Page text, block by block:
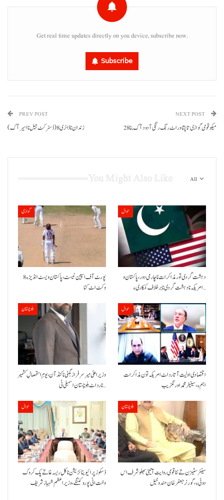
Get real time updates directly on you device, subscribe now.
Subscribe
PREV POST
زندان نا ڈائری 8 (ڈسٹرکٹ جیل نا اسیر آک)
NEXT POST
All
گوازی
پورٹ آف اسپین ٹیسٹ،پاکستان ویسٹ انڈیز ءِ 8
وکٹ اٹ کٹا
حوال
دہشت گردی تور مذاکرات نا چارمی دور،پاکستان و
امریکہ نا دہشت گردی نا برخلاف کمکاری ءِ…
بلوچستان
وزیراعلیٰ میر سرفراز بگٹی نا کنڈ آن،یومِ استحصالِ کشمیر
نا رد اٹ بلوچستان اسمبلی ٹی…
حوال
اقتصادی اولیت آتا رد اٹ امریکہ تون مذاکرات
اہم ءِ،سینیٹر محمد اورنگزیب
حوال
ڈسکوز پرائیویٹائزیشن نا کل ریسہ غاتے پک کروک
وخت اٹی پورو کننگے ،وزیراعظم شہباز شریف
بلوچستان
سینئر سٹیزن تے ننا قومی روایت آتیٹی بھلو شرف اس
دوئی ءِ،گورنر جعفرخان مندوخیل